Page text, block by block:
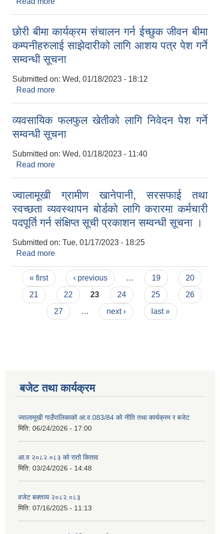
छोरी बीमा कार्यक्रम संचालन गर्न ईच्छुक जीवन बीमा
कम्पनीहरुलाई साझेदारीको लागि आशय पत्र पेश गर्ने
सम्वन्धी सूचना
Submitted on: Wed, 01/18/2023 - 18:12
Read more
व्यवसायिक फलफुल खेतीको लागि निवेदन पेश गर्ने
सम्वन्धी सूचना
Submitted on: Wed, 01/18/2023 - 11:40
Read more
ज्वालामूखी ग्रामीण खानेपानी, सरसफाई तथा
स्वच्छता व्यवस्थापन बोर्डको लागि करारमा कर्मचारी
पदपूर्ति गर्न संक्षिप्त सूची प्रकाशन सम्वन्धी सूचना ।
Submitted on: Tue, 01/17/2023 - 18:25
Read more
गर्न संक्षिप्त सूची प्रकाशन सम्वन्धी सूचना ।
Pages
« first ‹ previous … 19
20
21
22 23 24 25
26
27
… next › last »
बजेट तथा कार्यक्रम
ज्वालामूखी गाउँपालिकाको आ.व.083/84 को नीति तथा कार्यक्रम र बजेट
मिति: 06/24/2026 - 17:00
आ.व २०८२.०८३ को रातो किताव
मिति: 03/24/2026 - 14:48
वजेट बक्तव्य २०८२.०८३
मिति: 07/16/2025 - 11:13